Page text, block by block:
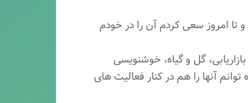
تا امروز سعی کردم آن را در خودم
گل و گیاه، خوشنویسی
آنها را هم در کنار فعالیت های